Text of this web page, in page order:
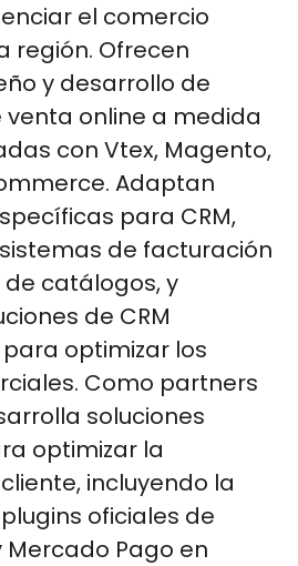
el comercio
región. Ofrecen
y desarrollo de
online a medida
con Vtex, Magento,
Adaptan
para CRM,
sistemas de facturación
de catálogos, y
de CRM
optimizar los
Como partners
soluciones
optimizar la
incluyendo la
oficiales de
Mercado Pago en